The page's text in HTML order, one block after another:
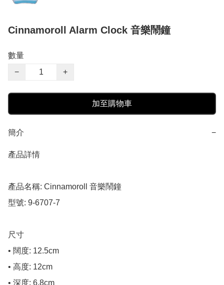
Cinnamoroll Alarm Clock 音樂鬧鐘
數量
−
+
加至購物車
簡介 −
產品詳情
產品名稱: Cinnamoroll 音樂鬧鐘
型號: 9-6707-7
尺寸
• 闊度: 12.5cm
• 高度: 12cm
• 深度: 6.8cm